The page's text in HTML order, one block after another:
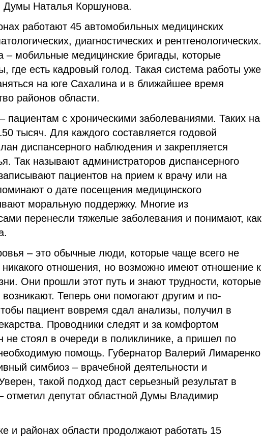
Думы Наталья Коршунова.
работают 45 автомобильных медицинских
диагностических и рентгенологических.
– мобильные медицинские бригады, которые
где есть кадровый голод. Такая система работы уже
на юге Сахалина и в ближайшее время
районов области.
пациентам с хроническими заболеваниями. Таких на
тысяч. Для каждого составляется годовой
диспансерного наблюдения и закрепляется
Так называют администраторов диспансерного
пациентов на прием к врачу или на
о дате посещения медицинского
моральную поддержку. Многие из
перенесли тяжелые заболевания и понимают, как
– это обычные люди, которые чаще всего не
отношения, но возможно имеют отношение к
Они прошли этот путь и знают трудности, которые
Теперь они помогают другим и по-
пациент вовремя сдал анализы, получил в
Проводники следят и за комфортом
не стоял в очереди в поликлинике, а пришел по
помощь. Губернатор Валерий Лимаренко
симбиоз – врачебной деятельности и
такой подход даст серьезный результат в
отметил депутат областной Думы Владимир
и районах области продолжают работать 15